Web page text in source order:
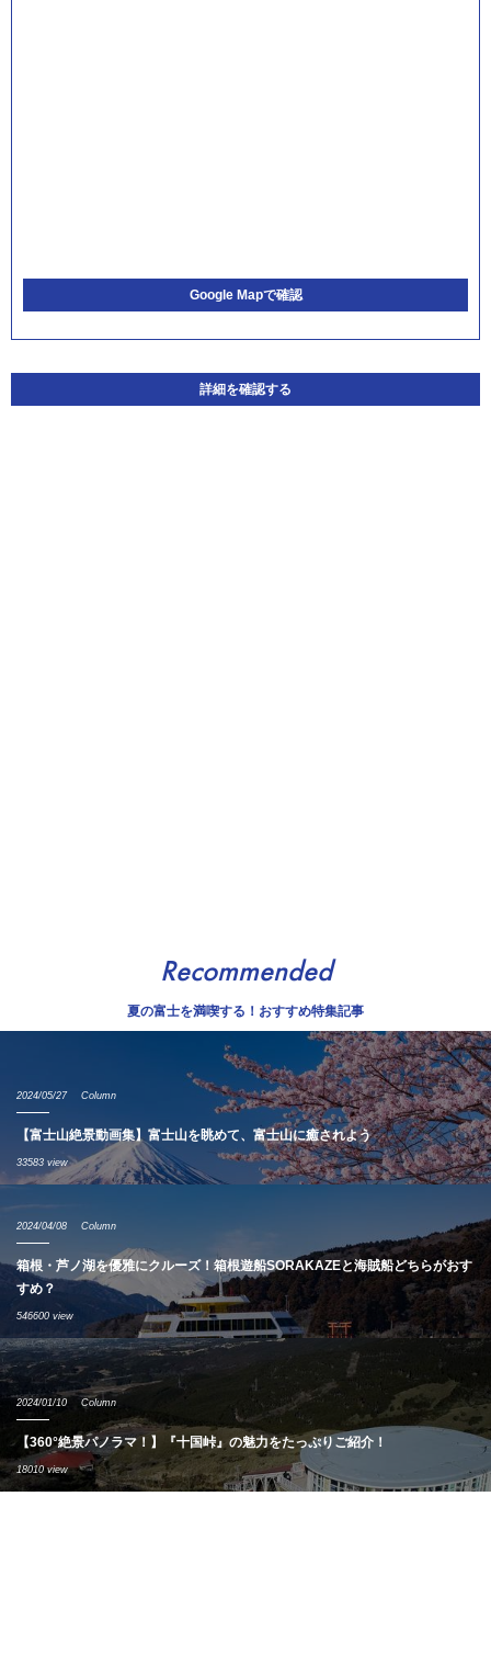
Google Mapで確認
詳細を確認する
Recommended
夏の富士を満喫する！おすすめ特集記事
2024/05/27 Column
【富士山絶景動画集】富士山を眺めて、富士山に癒されよう
33583 view
2024/04/08 Column
箱根・芦ノ湖を優雅にクルーズ！箱根遊船SORAKAZEと海賊船どちらがおす
すめ？
546600 view
2024/01/10 Column
【360°絶景パノラマ！】『十国峠』の魅力をたっぷりご紹介！
18010 view